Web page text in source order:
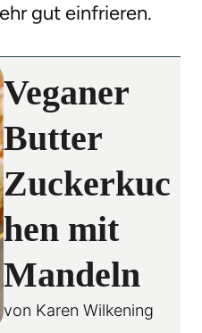
gut einfrieren.
Veganer
Butter
Zuckerkuc
hen mit
Mandeln
von Karen Wilkening